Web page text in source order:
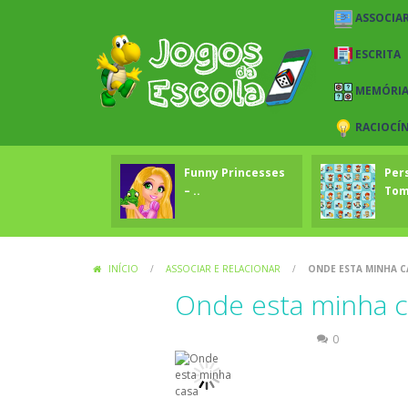
ESCRITA
MEMÓRIA
Funny Princesses
– ..
Tom
INÍCIO / ASSOCIAR E RELACIONAR / ONDE ESTA MINHA
Onde esta minha
0